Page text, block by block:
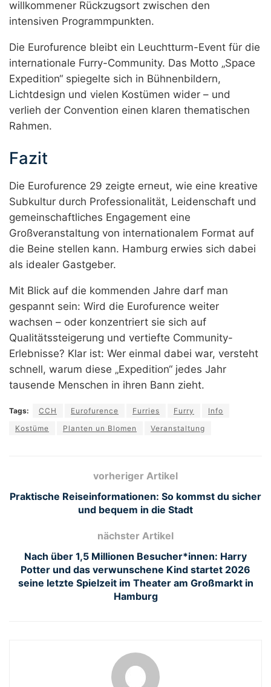
willkommener Rückzugsort zwischen den
intensiven Programmpunkten.
Die Eurofurence bleibt ein Leuchtturm-Event für die
internationale Furry-Community. Das Motto „Space
Expedition“ spiegelte sich in Bühnenbildern,
Lichtdesign und vielen Kostümen wider – und
verlieh der Convention einen klaren thematischen
Rahmen.
Fazit
Die Eurofurence 29 zeigte erneut, wie eine kreative
Subkultur durch Professionalität, Leidenschaft und
gemeinschaftliches Engagement eine
Großveranstaltung von internationalem Format auf
die Beine stellen kann. Hamburg erwies sich dabei
als idealer Gastgeber.
Mit Blick auf die kommenden Jahre darf man
gespannt sein: Wird die Eurofurence weiter
wachsen – oder konzentriert sie sich auf
Qualitätssteigerung und vertiefte Community-
Erlebnisse? Klar ist: Wer einmal dabei war, versteht
schnell, warum diese „Expedition“ jedes Jahr
tausende Menschen in ihren Bann zieht.
Tags: CCH Eurofurence Furries Furry
Info
Kostüme
Planten un Blomen Veranstaltung
vorheriger Artikel
Praktische Reiseinformationen: So kommst du sicher
und bequem in die Stadt
nächster Artikel
Nach über 1,5 Millionen Besucher*innen: Harry
Potter und das verwunschene Kind startet 2026
seine letzte Spielzeit im Theater am Großmarkt in
Hamburg